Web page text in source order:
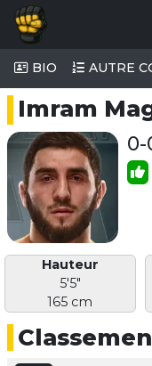
BIO AUTRE
Imram
0-
Hauteur
5'5"
165 cm